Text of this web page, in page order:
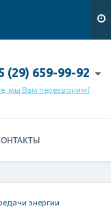
(29) 659-99-92
мы Вам перезвоним?
энергии